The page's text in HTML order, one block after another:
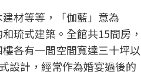
材等等，「伽藍」意為
琉式建築。全館共15間房，
各有一間空間寬達三十坪以
設計，經常作為婚宴過後的